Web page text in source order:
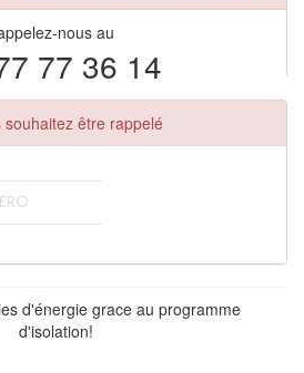
nous au
77 36 14
souhaitez être rappelé
d'énergie grace au programme
d'isolation!